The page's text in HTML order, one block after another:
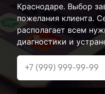
Краснодаре. Выбор
пожелания клиента.
располагает всем
диагностики и